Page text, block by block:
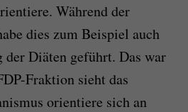
Während der
dies zum Beispiel auch
der Diäten geführt. Das war
Fraktion sieht das
orientiere sich an